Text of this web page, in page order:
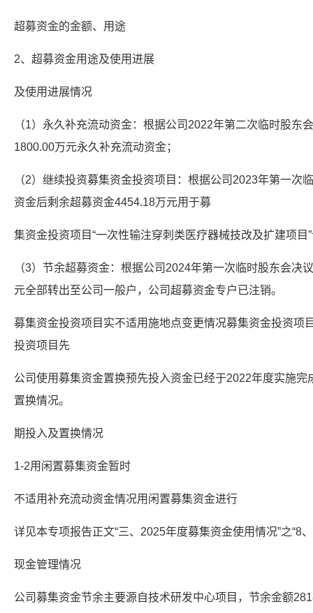
超募资金的金额、用途
2、超募资金用途及使用进展
及使用进展情况
（1）永久补充流动资金：根据公司2022年第二次临时股东
1800.00万元永久补充流动资金；
（2）继续投资募集资金投资项目：根据公司2023年第一次
资金后剩余超募资金4454.18万元用于募
集资金投资项目“一次性输注穿刺类医疗器械技改及扩建项目
（3）节余超募资金：根据公司2024年第一次临时股东会决
元全部转出至公司一般户，公司超募资金专户已注销。
募集资金投资项目实不适用施地点变更情况募集资金投资项
投资项目先
公司使用募集资金置换预先投入资金已经于2022年度实施
置换情况。
期投入及置换情况
1-2用闲置募集资金暂时
不适用补充流动资金情况用闲置募集资金进行
详见本专项报告正文“三、2025年度募集资金使用情况”之“8
现金管理情况
公司募集资金节余主要源自技术研发中心项目，节余金额